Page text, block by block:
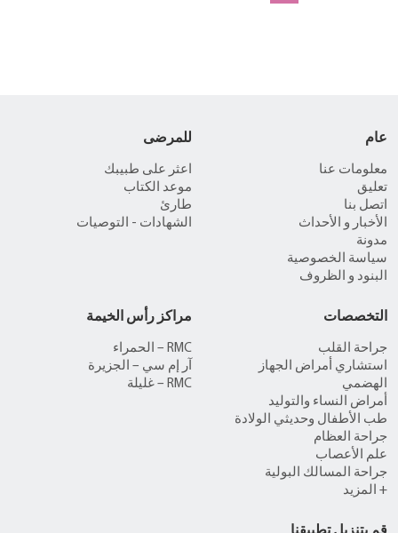
عام
معلومات عنا
تعليق
اتصل بنا
الأخبار و الأحداث
مدونة
سياسة الخصوصية
البنود و الظروف
للمرضى
اعثر على طبيبك
موعد الكتاب
طارئ
الشهادات - التوصيات
التخصصات
جراحة القلب
استشاري أمراض الجهاز
الهضمي
أمراض النساء والتوليد
طب الأطفال وحديثي الولادة
جراحة العظام
علم الأعصاب
جراحة المسالك البولية
+ المزيد
مراكز رأس الخيمة
RMC – الحمراء
آر إم سي – الجزيرة
RMC – غليلة